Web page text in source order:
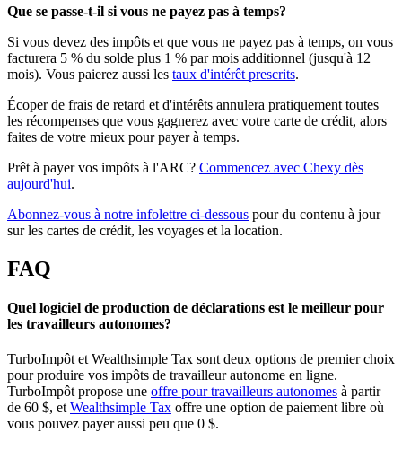
Que se passe-t-il si vous ne payez pas à temps?
Si vous devez des impôts et que vous ne payez pas à temps, on vous
facturera 5 % du solde plus 1 % par mois additionnel (jusqu'à 12
mois). Vous paierez aussi les taux d'intérêt prescrits.
Écoper de frais de retard et d'intérêts annulera pratiquement toutes
les récompenses que vous gagnerez avec votre carte de crédit, alors
faites de votre mieux pour payer à temps.
Prêt à payer vos impôts à l'ARC? Commencez avec Chexy dès
aujourd'hui.
Abonnez-vous à notre infolettre ci-dessous pour du contenu à jour
sur les cartes de crédit, les voyages et la location.
FAQ
Quel logiciel de production de déclarations est le meilleur pour
les travailleurs autonomes?
TurboImpôt et Wealthsimple Tax sont deux options de premier choix
pour produire vos impôts de travailleur autonome en ligne.
TurboImpôt propose une offre pour travailleurs autonomes à partir
de 60 $, et Wealthsimple Tax offre une option de paiement libre où
vous pouvez payer aussi peu que 0 $.